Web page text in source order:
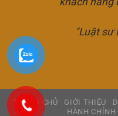
"Luật sư
TRANG CHỦ GIỚI THIỆU
HÀNH CHÍNH